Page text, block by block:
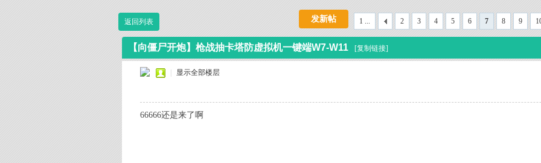
› › ›
1 ... 2 3 4 5 6 7 8 9
返回列表 发新帖
【向僵尸开炮】枪战抽卡塔防虚拟机一键端W7-W11 [复制链接]
显示全部楼层
66666还是来了啊